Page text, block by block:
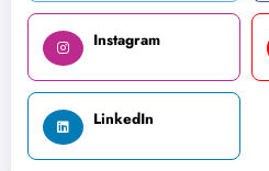
Instagram
LinkedIn